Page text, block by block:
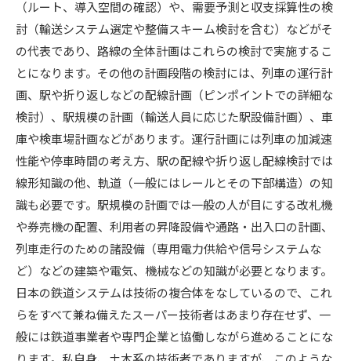
（ルート、導入空間の確認）や、需要予測と収支採算性の検
討（輸送システム選定や整備スキーム検討を含む）などがそ
の代表であり、路線の全体計画はこれらの検討で実施するこ
とになります。その他の計画段階の検討には、列車の運行計
画、駅や折り返しなどの配線計画（ピンポイントでの詳細な
検討）、駅規模の計画（輸送人員に応じた駅設備計画）、車
庫や検車場計画などがあります。運行計画には列車の加減速
性能や停車時間の考え方、駅の配線や折り返し配線検討では
線形知識の他、軌道（一般にはレールとその下部構造）の知
識も必要です。駅規模の計画では一般の人が目にする改札機
や券売機の配置、利用者の昇降設備や通路・出入口の計画、
列車走行のための諸設備（専用電力供給や信号システムな
ど）などの建築や電気、機械などの知識が必要となります。
日本の鉄道システムは技術の複合体をなしているので、これ
らをすべて兼ね備えたスーパー技術者はあまり存在せず、一
般には鉄道事業者や専門企業と協働しながら進めることにな